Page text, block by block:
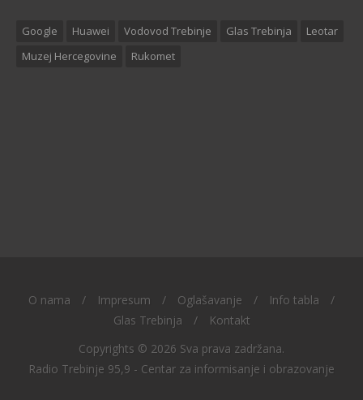
Google Huawei Vodovod Trebinje Glas Trebinja
Leotar
Muzej Hercegovine
Rukomet
O nama / Impresum / Oglašavanje / Info tabla
/
Glas Trebinja
/
Kontakt
Copyrights © 2026 Sva prava zadržana.
Radio Trebinje 95,9 - Centar za informisanje i obrazovanje